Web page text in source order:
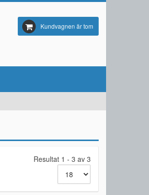
Kundvagnen är tom
Resultat 1 - 3 av 3